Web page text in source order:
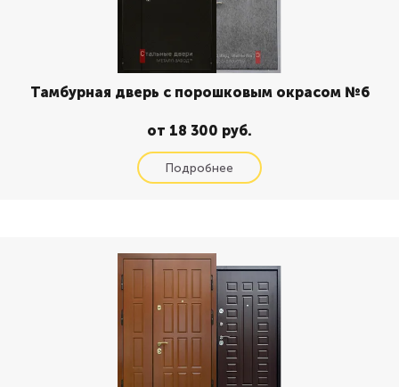
Тамбурная дверь с порошковым окрасом №6
от 18 300 руб.